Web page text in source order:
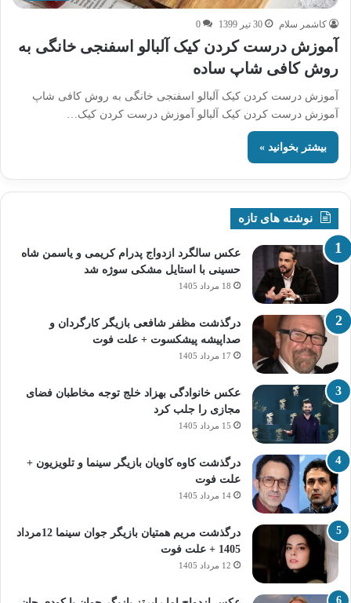
کاشمر سلام 30 تیر 1399 0
آموزش درست کردن کیک آلبالو اسفنجی خانگی به
روش کافی شاپ ساده
آموزش درست کردن کیک آلبالو اسفنجی خانگی به روش کافی شاپ
آموزش درست کردن کیک آلبالو آموزش درست کردن کیک…
بیشتر بخوانید »
نوشته های تازه
عکس سالگرد ازدواج پدرام کریمی و یاسمن شاه‌
حسینی با استایل مشکی سوژه شد
18 مرداد 1405
درگذشت مظفر شافعی بازیگر کارگردان و
صداپیشه پیشکسوت + علت فوت
17 مرداد 1405
عکس خانوادگی بهزاد خلج توجه مخاطبان فضای
مجازی را جلب کرد
15 مرداد 1405
درگذشت کاوه کاویان بازیگر سینما و تلویزیون +
علت فوت
14 مرداد 1405
درگذشت مریم همتیان بازیگر جوان سینما 12مرداد
1405 + علت فوت
12 مرداد 1405